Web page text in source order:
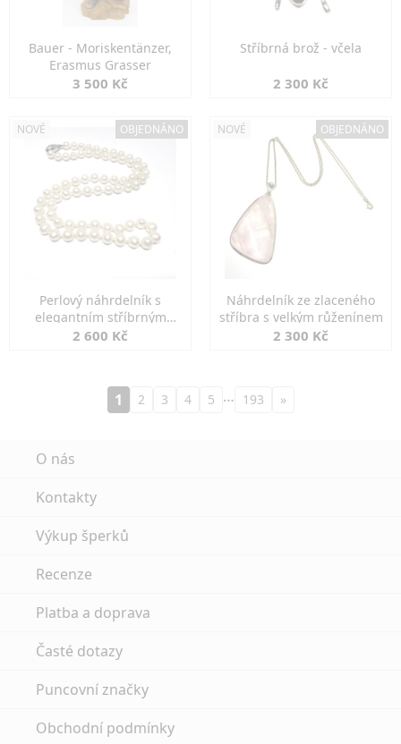
Bauer - Moriskentänzer,
Erasmus Grasser
3 500 Kč
Stříbrná brož - včela
2 300 Kč
NOVÉ OBJEDNÁNO
Perlový náhrdelník s
elegantním stříbrným
zapínáním
2 600 Kč
NOVÉ OBJEDNÁNO
Náhrdelník ze zlaceného
stříbra s velkým růženínem
2 300 Kč
1 2 3 4 5 … 193 »
O nás
Kontakty
Výkup šperků
Recenze
Platba a doprava
Časté dotazy
Puncovní značky
Obchodní podmínky